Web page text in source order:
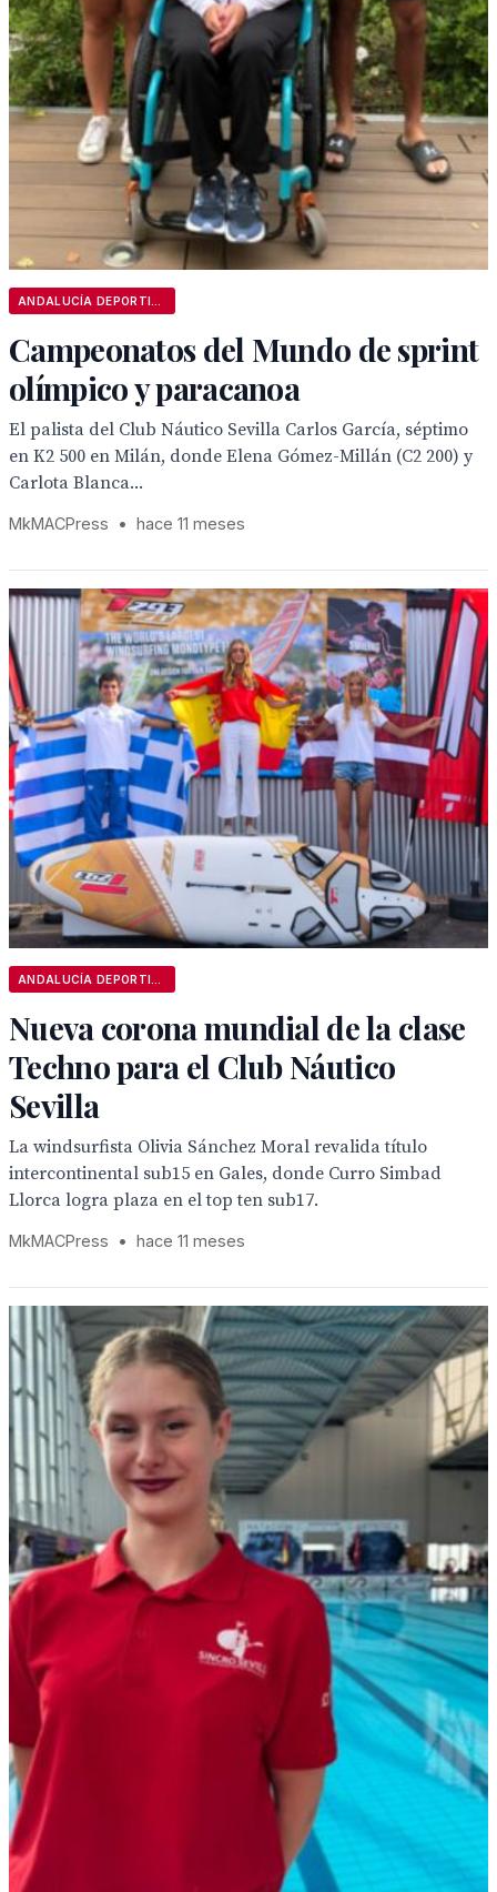
Campeonatos del Mundo de sprint
olímpico y paracanoa
El palista del Club Náutico Sevilla Carlos García, séptimo
en K2 500 en Milán, donde Elena Gómez-Millán (C2 200) y
Carlota Blanca...
MkMACPress • hace 11 meses
Nueva corona mundial de la clase
Techno para el Club Náutico
Sevilla
La windsurfista Olivia Sánchez Moral revalida título
intercontinental sub15 en Gales, donde Curro Simbad
Llorca logra plaza en el top ten sub17.
MkMACPress • hace 11 meses